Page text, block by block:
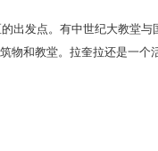
出发点。有中世纪大教堂与
物和教堂。拉奎拉还是一个